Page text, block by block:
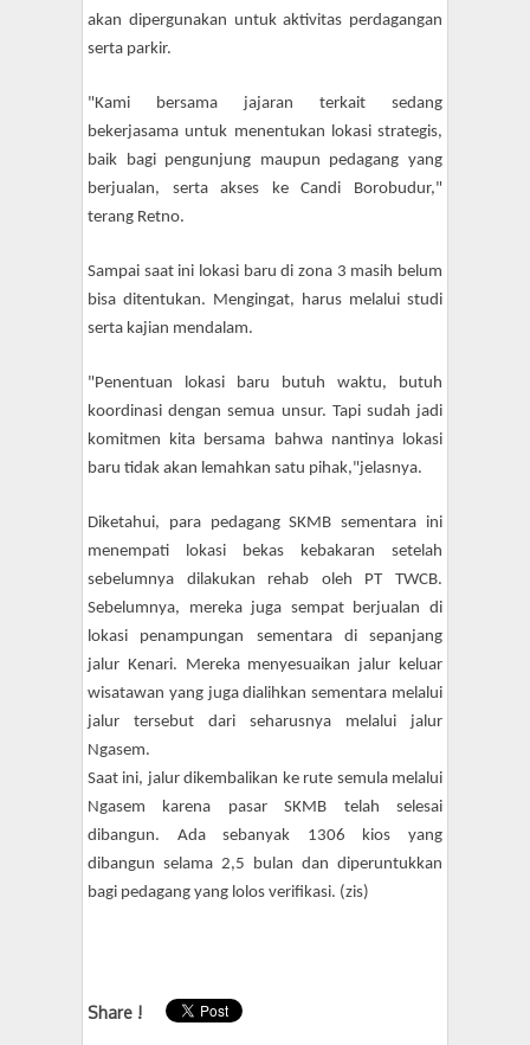
akan dipergunakan untuk aktivitas perdagangan
serta parkir.
"Kami bersama jajaran terkait sedang
bekerjasama untuk menentukan lokasi strategis,
baik bagi pengunjung maupun pedagang yang
berjualan, serta akses ke Candi Borobudur,"
terang Retno.
Sampai saat ini lokasi baru di zona 3 masih belum
bisa ditentukan. Mengingat, harus melalui studi
serta kajian mendalam.
"Penentuan lokasi baru butuh waktu, butuh
koordinasi dengan semua unsur. Tapi sudah jadi
komitmen kita bersama bahwa nantinya lokasi
baru tidak akan lemahkan satu pihak,"jelasnya.
Diketahui, para pedagang SKMB sementara ini
menempati lokasi bekas kebakaran setelah
sebelumnya dilakukan rehab oleh PT TWCB.
Sebelumnya, mereka juga sempat berjualan di
lokasi penampungan sementara di sepanjang
jalur Kenari. Mereka menyesuaikan jalur keluar
wisatawan yang juga dialihkan sementara melalui
jalur tersebut dari seharusnya melalui jalur
Ngasem.
Saat ini, jalur dikembalikan ke rute semula melalui
Ngasem karena pasar SKMB telah selesai
dibangun. Ada sebanyak 1306 kios yang
dibangun selama 2,5 bulan dan diperuntukkan
bagi pedagang yang lolos verifikasi. (zis)
Share !